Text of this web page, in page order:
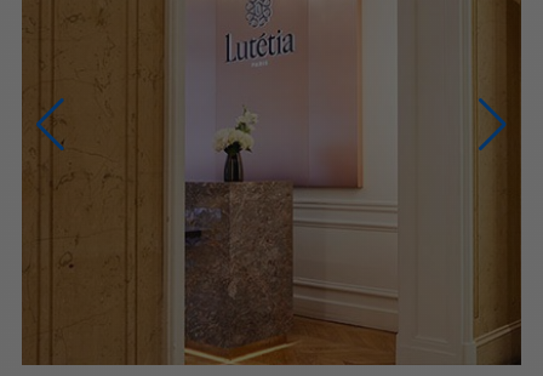
NOUS CONTACTER